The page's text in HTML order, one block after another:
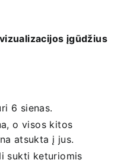
įgūdžius
6 sienas.
o visos kitos
atsukta į jus.
sukti keturiomis